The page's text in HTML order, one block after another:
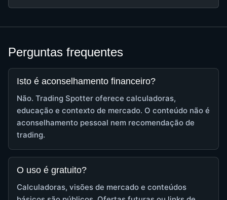
Perguntas frequentes
Isto é aconselhamento financeiro?
Não. Trading Spotter oferece calculadoras,
educação e contexto de mercado. O conteúdo não é
aconselhamento pessoal nem recomendação de
trading.
O uso é gratuito?
Calculadoras, visões de mercado e conteúdos